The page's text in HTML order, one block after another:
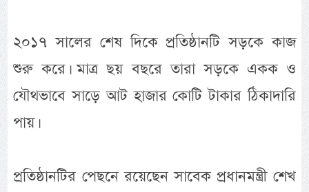
২০১৭ সালের শেষ দিকে প্রতিষ্ঠানটি সড়কে কাজ
শুরু করে। মাত্র ছয় বছরে তারা সড়কে একক ও
যৌথভাবে সাড়ে আট হাজার কোটি টাকার ঠিকাদারি
পায়।
প্রতিষ্ঠানটির পেছনে রয়েছেন সাবেক প্রধানমন্ত্রী শেখ